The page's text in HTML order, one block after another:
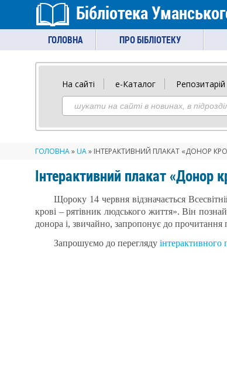
Бібліотека
ГОЛОВНА ПРО БІБЛІОТЕКУ
На сайті е-Каталог Репозитарій
ГОЛОВНА»UA» ІНТЕРАКТИВНИЙ ПЛАКАТ «ДОНОР
Інтерактивний плакат «Донор
Щороку 14 червня відзначається
крові – рятівник людського життя». Він
донора і, звичайно, запропонує до прочитання
Запрошуємо до перегляду